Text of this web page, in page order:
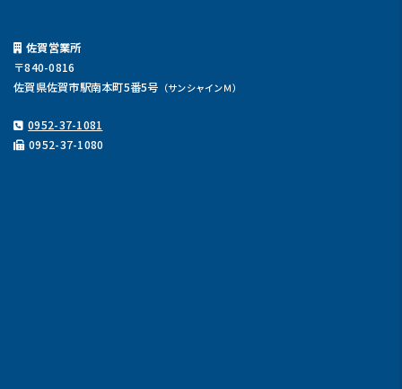
佐賀営業所
〒840-0816
佐賀県佐賀市駅南本町5番5号 （サンシャインＭ）
0952-37-1081
0952-37-1080